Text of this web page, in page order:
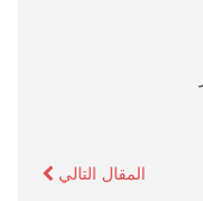
المقال التالي